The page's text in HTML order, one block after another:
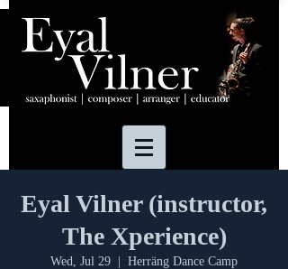
Eyal Vilner (instructor,
The Xperience)
Wed, Jul 29 Herräng Dance Camp